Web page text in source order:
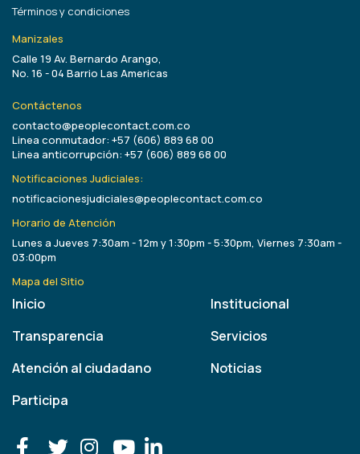
Términos y condiciones
Manizales
Calle 19 Av. Bernardo Arango,
No. 16 - 04 Barrio Las Americas
Contáctenos
contacto@peoplecontact.com.co
Linea conmutador: +57 (606) 889 68 00
Linea anticorrupción: +57 (606) 889 68 00
Notificaciones Judiciales:
notificacionesjudiciales@peoplecontact.com.co
Horario de Atención
Lunes a Jueves 7:30am - 12m y 1:30pm - 5:30pm, Viernes 7:30am -
03:00pm
Mapa del Sitio
Inicio
Transparencia
Atención al ciudadano
Participa
Institucional
Servicios
Noticias